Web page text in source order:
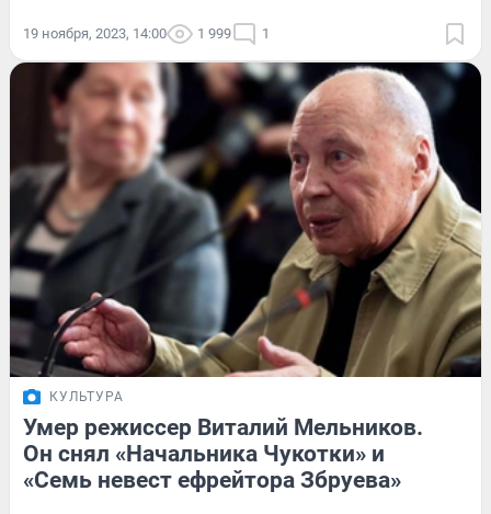
19 ноября, 2023, 14:00 1 999 1
КУЛЬТУРА
Умер режиссер Виталий Мельников.
Он снял «Начальника Чукотки» и
«Семь невест ефрейтора Збруева»